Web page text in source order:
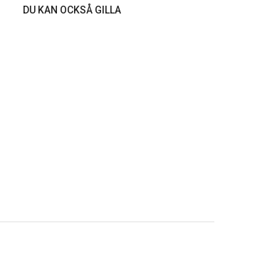
DU KAN OCKSÅ GILLA